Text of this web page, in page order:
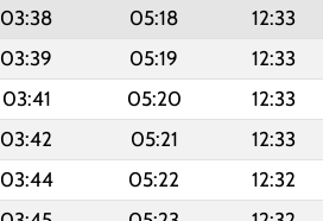
03:38 05:18 12:33
03:39 05:19 12:33
03:41 05:20 12:33
03:42 05:21 12:33
03:44 05:22 12:32